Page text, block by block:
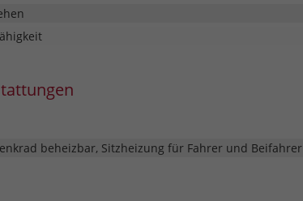
beheizbar, Sitzheizung für Fahrer und Beifahrer